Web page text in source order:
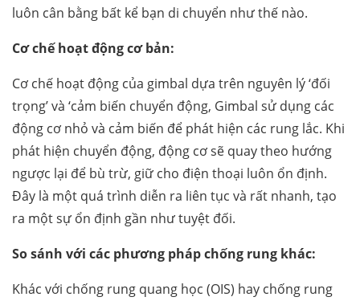
luôn cân bằng bất kể bạn di chuyển như thế nào.
Cơ chế hoạt động cơ bản:
Cơ chế hoạt động của gimbal dựa trên nguyên lý ‘đối
trọng’ và ‘cảm biến chuyển động, Gimbal sử dụng các
động cơ nhỏ và cảm biến để phát hiện các rung lắc. Khi
phát hiện chuyển động, động cơ sẽ quay theo hướng
ngược lại để bù trừ, giữ cho điện thoại luôn ổn định.
Đây là một quá trình diễn ra liên tục và rất nhanh, tạo
ra một sự ổn định gần như tuyệt đối.
So sánh với các phương pháp chống rung khác:
Khác với chống rung quang học (OIS) hay chống rung